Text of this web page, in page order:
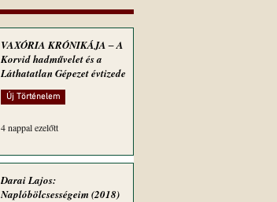
VAXÓRIA KRÓNIKÁJA ‒ A
Korvid hadművelet és a
Láthatatlan Gépezet évtizede
Új Történelem
4 nappal ezelőtt
Darai Lajos:
Naplóbölcsességeim (2018)